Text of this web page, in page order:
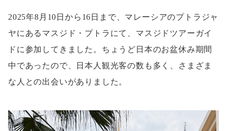
2025年8月10日から16日まで、マレーシアのプトラジャ
ヤにあるマスジド・プトラにて、マスジドツアーガイ
ドに参加してきました。ちょうど日本のお盆休み期間
中であったので、日本人観光客の数も多く、さまざま
な人との出会いがありました。